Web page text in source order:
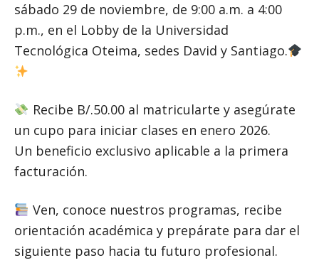
sábado 29 de noviembre, de 9:00 a.m. a 4:00
p.m., en el Lobby de la Universidad
Tecnológica Oteima, sedes David y Santiago.
Recibe B/.50.00 al matricularte y asegúrate
un cupo para iniciar clases en enero 2026.
Un beneficio exclusivo aplicable a la primera
facturación.
Ven, conoce nuestros programas, recibe
orientación académica y prepárate para dar el
siguiente paso hacia tu futuro profesional.